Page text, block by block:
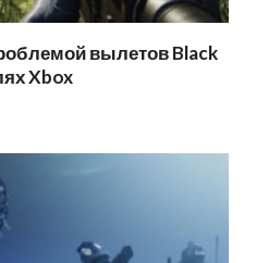
вылетов Black
Xbox